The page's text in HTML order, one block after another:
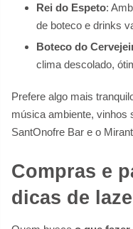
Rei do Espeto:
de boteco e drinks
Boteco do
clima descolado,
Prefere algo mais
música ambiente, vinhos
SantOnofre Bar e o
Compras e
dicas de